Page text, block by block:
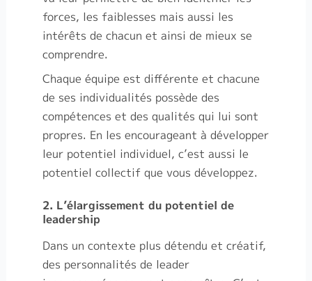
forces, les faiblesses mais aussi les
intérêts de chacun et ainsi de mieux se
comprendre.
Chaque équipe est différente et chacune
de ses individualités possède des
compétences et des qualités qui lui sont
propres. En les encourageant à développer
leur potentiel individuel, c’est aussi le
potentiel collectif que vous développez.
2. L’élargissement du potentiel de
leadership
Dans un contexte plus détendu et créatif,
des personnalités de leader